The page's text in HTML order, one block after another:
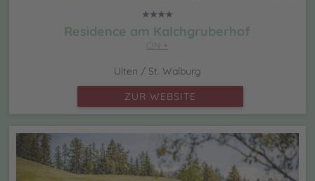
Residence am Kalchgruberhof
CIN +
Ulten / St. Walburg
ZUR WEBSITE